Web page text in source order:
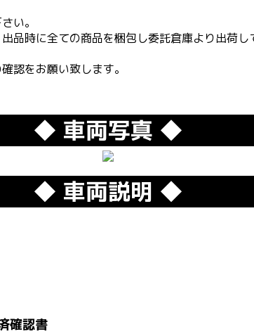
い。
品時に全ての商品を梱包し委託倉庫より出荷
認をお願い致します。
◆ 車両写真 ◆
◆ 車両説明 ◆
確認書